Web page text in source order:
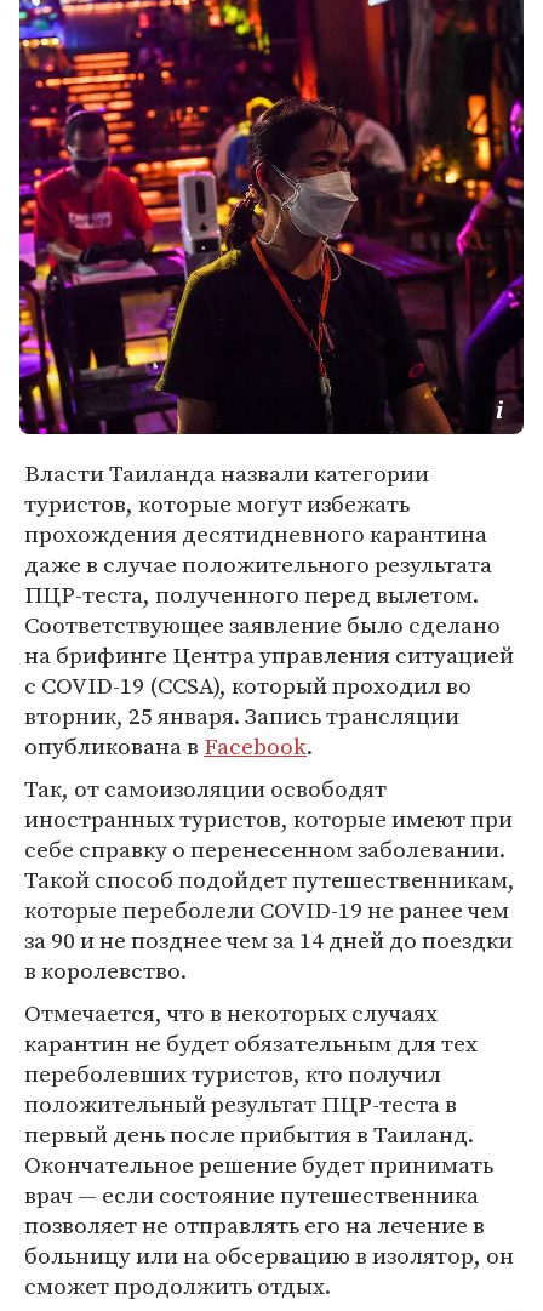
Власти Таиланда назвали категории
туристов, которые могут избежать
прохождения десятидневного карантина
даже в случае положительного результата
ПЦР-теста, полученного перед вылетом.
Соответствующее заявление было сделано
на брифинге Центра управления ситуацией
с COVID-19 (CCSA), который проходил во
вторник, 25 января. Запись трансляции
опубликована в Facebook.
Так, от самоизоляции освободят
иностранных туристов, которые имеют при
себе справку о перенесенном заболевании.
Такой способ подойдет путешественникам,
которые переболели COVID-19 не ранее чем
за 90 и не позднее чем за 14 дней до поездки
в королевство.
Отмечается, что в некоторых случаях
карантин не будет обязательным для тех
переболевших туристов, кто получил
положительный результат ПЦР-теста в
первый день после прибытия в Таиланд.
Окончательное решение будет принимать
врач — если состояние путешественника
позволяет не отправлять его на лечение в
больницу или на обсервацию в изолятор, он
сможет продолжить отдых.